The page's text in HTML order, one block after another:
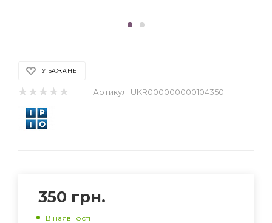
У БАЖАНЕ
Артикул: UKR000000000104350
350 грн.
В наявності